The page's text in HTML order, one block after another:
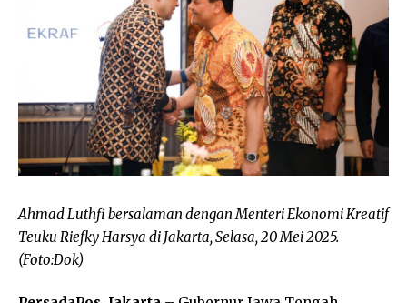
Ahmad Luthfi bersalaman dengan Menteri Ekonomi Kreatif
Teuku Riefky Harsya di Jakarta, Selasa, 20 Mei 2025.
(Foto:Dok)